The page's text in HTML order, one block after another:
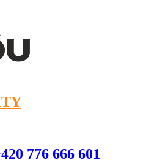
776 666 601